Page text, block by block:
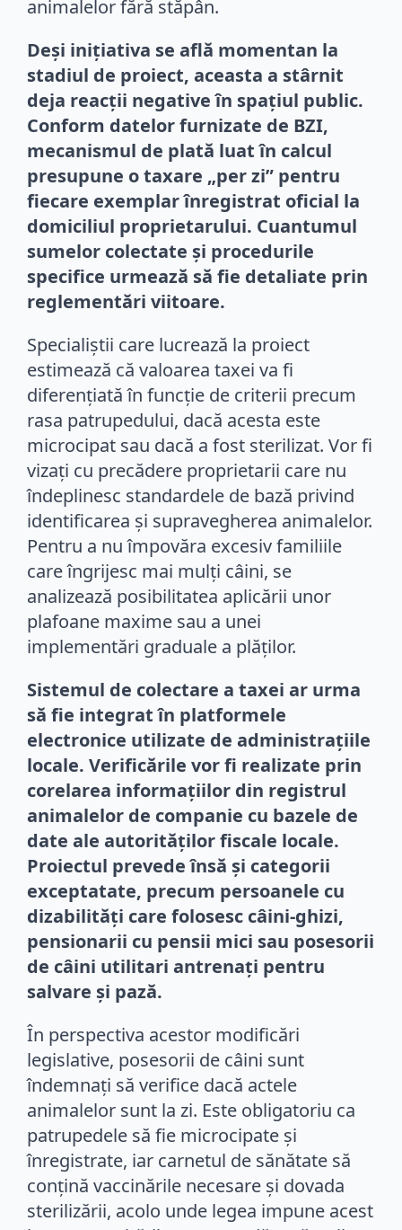
animalelor fără stăpân.
Deși inițiativa se află momentan la
stadiul de proiect, aceasta a stârnit
deja reacții negative în spațiul public.
Conform datelor furnizate de BZI,
mecanismul de plată luat în calcul
presupune o taxare „per zi” pentru
fiecare exemplar înregistrat oficial la
domiciliul proprietarului. Cuantumul
sumelor colectate și procedurile
specifice urmează să fie detaliate prin
reglementări viitoare.
Specialiștii care lucrează la proiect
estimează că valoarea taxei va fi
diferențiată în funcție de criterii precum
rasa patrupedului, dacă acesta este
microcipat sau dacă a fost sterilizat. Vor fi
vizați cu precădere proprietarii care nu
îndeplinesc standardele de bază privind
identificarea și supravegherea animalelor.
Pentru a nu împovăra excesiv familiile
care îngrijesc mai mulți câini, se
analizează posibilitatea aplicării unor
plafoane maxime sau a unei
implementări graduale a plăților.
Sistemul de colectare a taxei ar urma
să fie integrat în platformele
electronice utilizate de administrațiile
locale. Verificările vor fi realizate prin
corelarea informațiilor din registrul
animalelor de companie cu bazele de
date ale autorităților fiscale locale.
Proiectul prevede însă și categorii
exceptatate, precum persoanele cu
dizabilități care folosesc câini-ghizi,
pensionarii cu pensii mici sau posesorii
de câini utilitari antrenați pentru
salvare și pază.
În perspectiva acestor modificări
legislative, posesorii de câini sunt
îndemnați să verifice dacă actele
animalelor sunt la zi. Este obligatoriu ca
patrupedele să fie microcipate și
înregistrate, iar carnetul de sănătate să
conțină vaccinările necesare și dovada
sterilizării, acolo unde legea impune acest